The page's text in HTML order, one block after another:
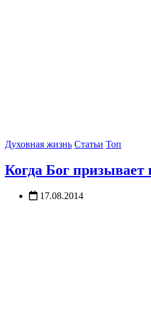
Духовная жизнь Статьи Топ
Когда Бог призывает
17.08.2014